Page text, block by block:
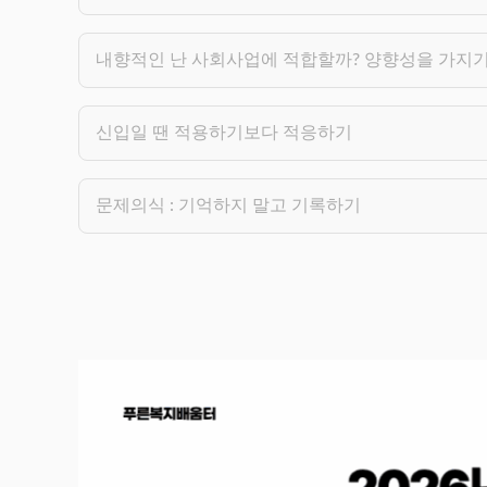
내향적인 난 사회사업에 적합할까? 양향성을 가지
신입일 땐 적용하기보다 적응하기
문제의식 : 기억하지 말고 기록하기